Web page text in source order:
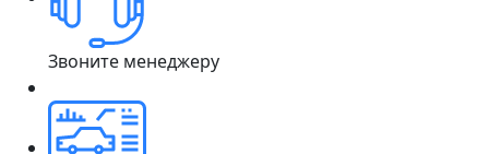
Звоните менеджеру